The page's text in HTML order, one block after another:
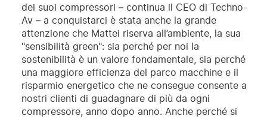
dei suoi compressori – continua il CEO di Techno-
Av – a conquistarci è stata anche la grande
attenzione che Mattei riserva all’ambiente, la sua
"sensibilità green": sia perché per noi la
sostenibilità è un valore fondamentale, sia perché
una maggiore efficienza del parco macchine e il
risparmio energetico che ne consegue consente a
nostri clienti di guadagnare di più da ogni
compressore, anno dopo anno. Anche perché si